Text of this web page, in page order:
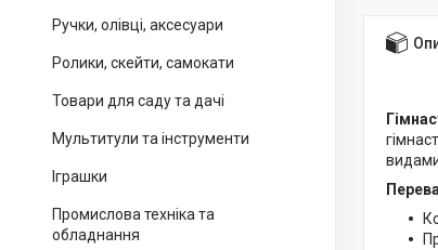
Ручки, олівці, аксесуари
Ролики, скейти, самокати
Товари для саду та дачі
Мультитули та інструменти
Іграшки
Промислова техніка та
обладнання